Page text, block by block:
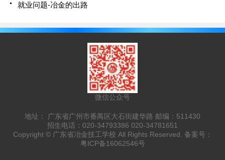
就业问题-冶金的出路
微信公众号
地址： 广东省广州市番禺区大石街建华路 邮编：511430
招生电话：020-34793386 020-34781651
Copyright © 广东省冶金技工学校 All Rights Reserved. 备案号：
粤ICP备16062546号